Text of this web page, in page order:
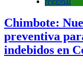
Chimbote:
preventiva
indebidos en